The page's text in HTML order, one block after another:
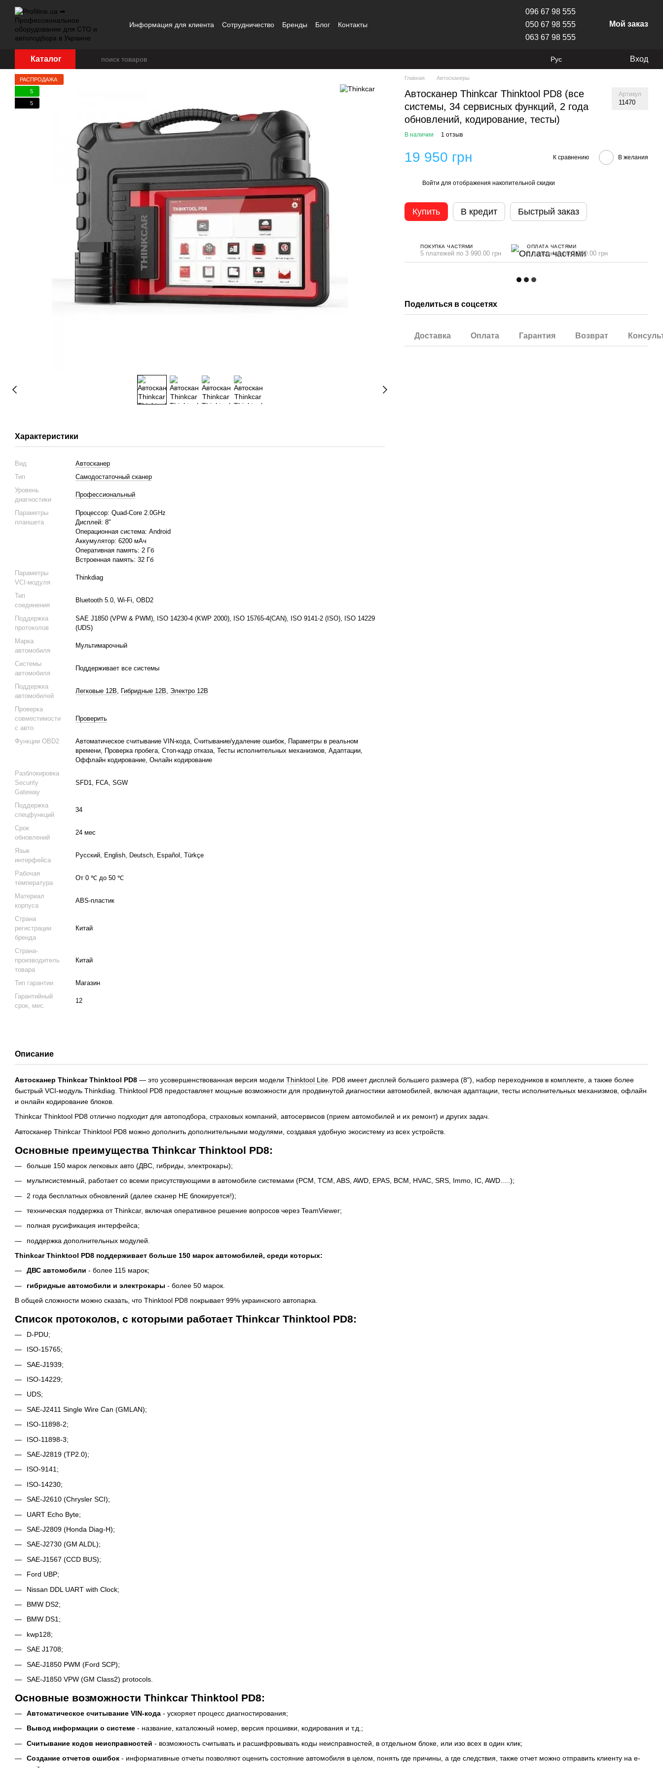
Перейти к основному контенту
Информация для клиента Сотрудничество Бренды Блог
Контакты
096 67 98 555
050 67 98 555
063 67 98 555
Мой заказ
Каталог Рус Вход
РАСПРОДАЖА
5
5
Характеристики
Вид
Автосканер
Тип
Самодостаточный сканер
Уровень
диагностики
Профессиональный
Параметры
планшета
Процессор: Quad-Core 2.0GHz
Дисплей: 8"
Операционная система: Android
Аккумулятор: 6200 мАч
Оперативная память: 2 Гб
Встроенная память: 32 Гб
Параметры
VCI-модуля
Thinkdiag
Тип
соединения
Bluetooth 5.0, Wi-Fi, OBD2
Поддержка
протоколов
SAE J1850 (VPW & PWM), ISO 14230-4 (KWP 2000), ISO 15765-4(CAN), ISO 9141-2 (ISO), ISO 14229
(UDS)
Марка
автомобиля
Мультимарочный
Системы
автомобиля
Поддерживает все системы
Поддержка
автомобилей
Легковые 12В, Гибридные 12В, Электро 12В
Проверка
совместимости
с авто
Проверить
Функции OBD2
Автоматическое считывание VIN-кода, Считывание/удаление ошибок, Параметры в реальном
времени, Проверка пробега, Стоп-кадр отказа, Тесты исполнительных механизмов, Адаптации,
Оффлайн кодирование, Онлайн кодирование
Разблокировка
Security
Gateway
SFD1, FCA, SGW
Поддержка
спецфункций
34
Срок
обновлений
24 мес
Язык
интерфейса
Русский, English, Deutsch, Español, Türkçe
Рабочая
температура
От 0 ℃ до 50 ℃
Материал
корпуса
ABS-пластик
Страна
регистрации
бренда
Китай
Страна-
производитель
товара
Китай
Тип гарантии
Магазин
Гарантийный
срок, мес.
12
Главная Автосканеры
Автосканер Thinkcar Thinktool PD8 (все
системы, 34 сервисных функций, 2 года
обновлений, кодирование, тесты)
Артикул
11470
В наличии 1 отзыв
19 950 грн К сравнению В желания
Войти для отображения накопительной скидки
Купить В кредит Быстрый заказ
ПОКУПКА ЧАСТЯМИ
5 платежей по 3 990.00 грн
ОПЛАТА ЧАСТЯМИ
5 платежей по 3 990.00 грн
Поделиться в соцсетях
Доставка Оплата Гарантия Возврат
Описание
Автосканер Thinkcar Thinktool PD8 — это усовершенствованная версия модели Thinktool Lite . PD8 имеет дисплей большего размера (8"), набор переходников в комплекте, а также более
быстрый VCI-модуль Thinkdiag. Thinktool PD8 предоставляет мощные возможности для продвинутой диагностики автомобилей, включая адаптации, тесты исполнительных механизмов, офлайн
и онлайн кодирование блоков.
Thinkcar Thinktool PD8 отлично подходит для автоподбора, страховых компаний, автосервисов (прием автомобилей и их ремонт) и других задач.
Автосканер Thinkcar Thinktool PD8 можно дополнить дополнительными модулями, создавая удобную экосистему из всех устройств.
Основные преимущества Thinkcar Thinktool PD8:
больше 150 марок легковых авто (ДВС, гибриды, электрокары);
мультисистемный, работает со всеми присутствующими в автомобиле системами (PCM, TCM, ABS, AWD, EPAS, BCM, HVAC, SRS, Immo, IC, AWD.....);
2 года бесплатных обновлений (далее сканер НЕ блокируется!);
техническая поддержка от Thinkcar, включая оперативное решение вопросов через TeamViewer;
полная русификация интерфейса;
поддержка дополнительных модулей.
Thinkcar Thinktool PD8 поддерживает больше 150 марок автомобилей, среди которых:
ДВС автомобили - более 115 марок;
гибридные автомобили и электрокары - более 50 марок.
В общей сложности можно сказать, что Thinktool PD8 покрывает 99% украинского автопарка.
Список протоколов, с которыми работает Thinkcar Thinktool PD8:
D-PDU;
ISO-15765;
SAE-J1939;
ISO-14229;
UDS;
SAE-J2411 Single Wire Can (GMLAN);
ISO-11898-2;
ISO-11898-3;
SAE-J2819 (TP2.0);
ISO-9141;
ISO-14230;
SAE-J2610 (Chrysler SCI);
UART Echo Byte;
SAE-J2809 (Honda Diag-H);
SAE-J2730 (GM ALDL);
SAE-J1567 (CCD BUS);
Ford UBP;
Nissan DDL UART with Clock;
BMW DS2;
BMW DS1;
kwp128;
SAE J1708;
SAE-J1850 PWM (Ford SCP);
SAE-J1850 VPW (GM Class2) protocols.
Основные возможности Thinkcar Thinktool PD8:
Автоматическое считывание VIN-кода - ускоряет процесс диагностирования;
Вывод информации о системе - название, каталожный номер, версия прошивки, кодирования и т.д.;
Считывание кодов неисправностей - возможность считывать и расшифровывать коды неисправностей, в отдельном блоке, или изо всех в один клик;
Создание отчетов ошибок - информативные отчеты позволяют оценить состояние автомобиля в целом, понять где причины, а где следствия, также отчет можно отправить клиенту на e-